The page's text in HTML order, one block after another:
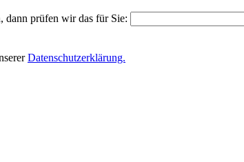
dann prüfen wir das für Sie:
Datenschutzerklärung.